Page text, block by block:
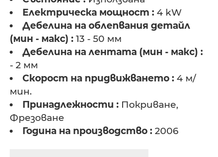
Електрическа мощност : 4 kW
Дебелина на облепвания детайл
(мин - макс) : 13 - 50 мм
Дебелина на лентата (мин - макс) :
- 2 мм
Скорост на придвижването : 4 м/
мин.
Принадлежности : Покриване,
Фрезоване
Година на производство : 2006